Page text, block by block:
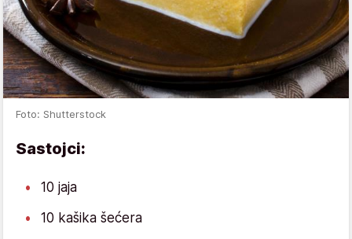
Foto: Shutterstock
Sastojci:
10 jaja
10 kašika šećera